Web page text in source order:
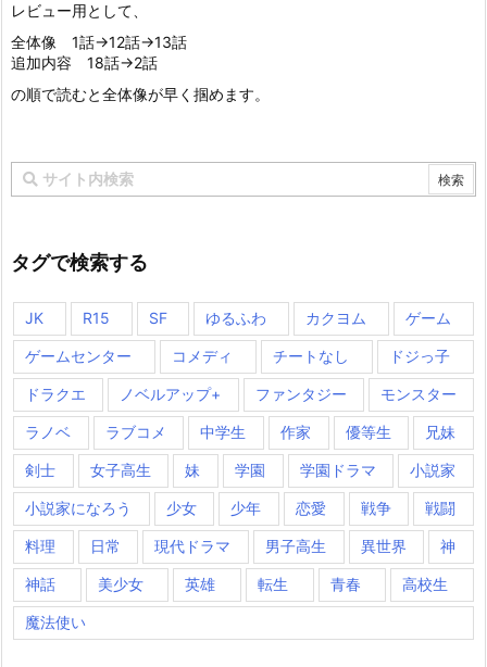
レビュー用として、
全体像 1話→12話→13話
追加内容 18話→2話
の順で読むと全体像が早く掴めます。
タグで検索する
JK R15 SF ゆるふわ カクヨム ゲーム
ゲームセンター コメディ チートなし ドジっ子
ドラクエ ノベルアップ+ ファンタジー モンスター
ラノベ ラブコメ 中学生 作家 優等生 兄妹
剣士 女子高生 妹 学園 学園ドラマ 小説家
小説家になろう 少女 少年 恋愛 戦争 戦闘
料理 日常 現代ドラマ 男子高生 異世界 神
神話 美少女 英雄 転生 青春 高校生
魔法使い